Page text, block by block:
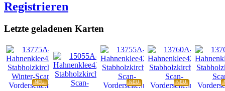
Registrieren
Letzte geladenen Karten
NEU NEU NEU